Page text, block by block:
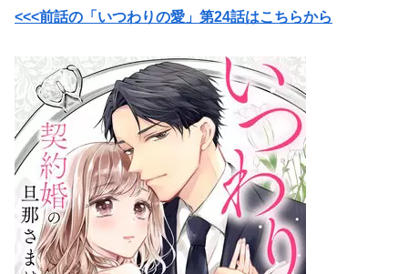
<<<前話の「いつわりの愛」第24話はこちらから